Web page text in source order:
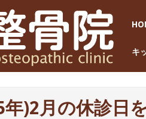
キ
年)2月の休診日